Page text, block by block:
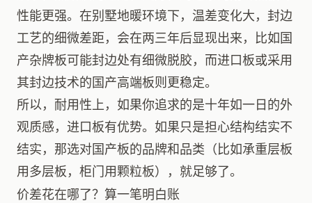
性能更强。在别墅地暖环境下，温差变化大，封边
工艺的细微差距，会在两三年后显现出来，比如国
产杂牌板可能封边处有细微脱胶，而进口板或采用
其封边技术的国产高端板则更稳定。
所以，耐用性上，如果你追求的是十年如一日的外
观质感，进口板有优势。如果只是担心结构结实不
结实，那选对国产板的品牌和品类（比如承重层板
用多层板，柜门用颗粒板），就足够了。
价差花在哪了？算一笔明白账